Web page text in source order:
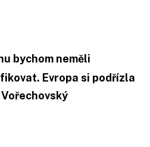
bychom neměli
Evropa si podřízla